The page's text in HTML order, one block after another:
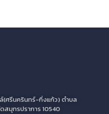
(ศรีนครินทร์-กิ่งแก้ว) ตำบล
สมุทรปราการ 10540